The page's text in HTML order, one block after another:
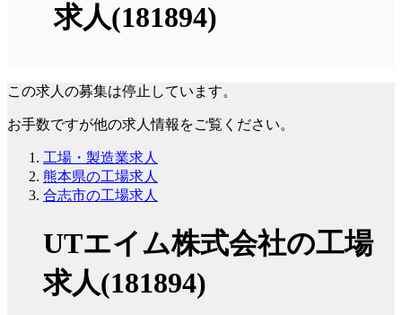
求人(181894)
この求人の募集は停止しています。
お手数ですが他の求人情報をご覧ください。
工場・製造業求人
熊本県の工場求人
合志市の工場求人
UTエイム株式会社の工場
求人(181894)